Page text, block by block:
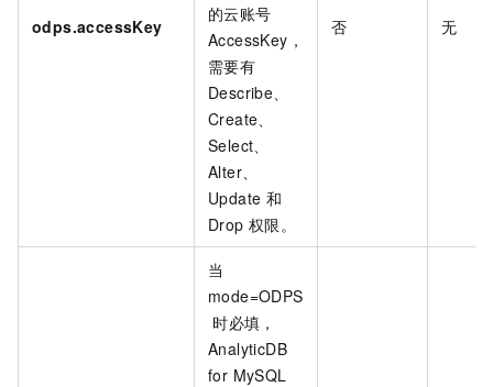
odps.accessKey
的云账号
AccessKey，
需要有
Describe、
Create、
Select、
Alter、
Update 和
Drop 权限。
否 无
当
mode=ODPS
时必填，
AnalyticDB
for MySQL